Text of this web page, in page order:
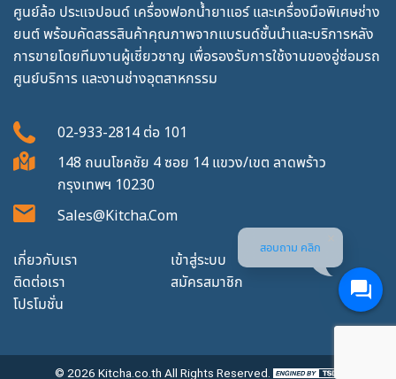
ศูนย์ล้อ ประแจปอนด์ เครื่องฟอกน้ำยาแอร์ และเครื่องมือพิเศษช่าง
ยนต์ พร้อมคัดสรรสินค้าคุณภาพจากแบรนด์ชั้นนำและบริการหลัง
การขายโดยทีมงานผู้เชี่ยวชาญ เพื่อรองรับการใช้งานของอู่ซ่อมรถ
ศูนย์บริการ และงานช่างอุตสาหกรรม
02-933-2814 ต่อ 101
148 ถนนโชคชัย 4 ซอย 14 แขวง/เขต ลาดพร้าว
กรุงเทพฯ 10230
Sales@kitcha.com
เกี่ยวกับเรา
ติดต่อเรา
โปรโมชั่น
เข้าสู่ระบบ
สมัครสมาชิก
© 2026 Kitcha.co.th All Rights Reserved.
สอบถาม คลิก